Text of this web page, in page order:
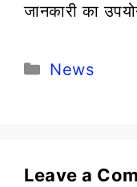
जानकारी का
Categories
News
Leave a